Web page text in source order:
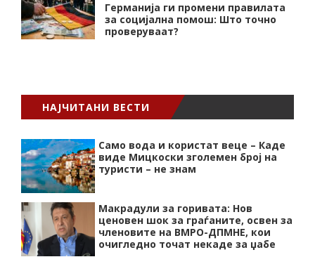
Германија ги промени правилата
за социјална помош: Што точно
проверуваат?
НАЈЧИТАНИ ВЕСТИ
Само вода и користат веце – Каде
виде Мицкоски зголемен број на
туристи – не знам
Макрадули за горивата: Нов
ценовен шок за граѓаните, освен за
членовите на ВМРО-ДПМНЕ, кои
очигледно точат некаде за џабе